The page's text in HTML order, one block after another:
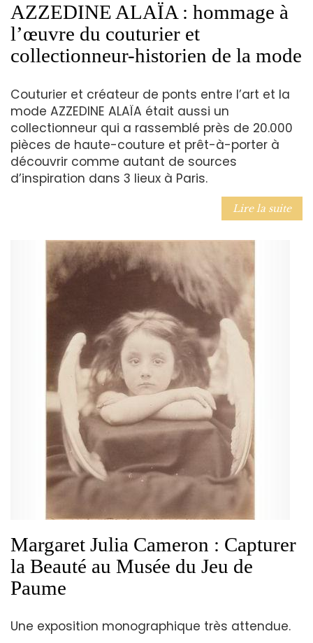
AZZEDINE ALAÏA : hommage à
l’œuvre du couturier et
collectionneur-historien de la mode
Couturier et créateur de ponts entre l’art et la
mode AZZEDINE ALAÏA était aussi un
collectionneur qui a rassemblé près de 20.000
pièces de haute-couture et prêt-à-porter à
découvrir comme autant de sources
d’inspiration dans 3 lieux à Paris.
Lire la suite
Margaret Julia Cameron : Capturer
la Beauté au Musée du Jeu de
Paume
Une exposition monographique très attendue.